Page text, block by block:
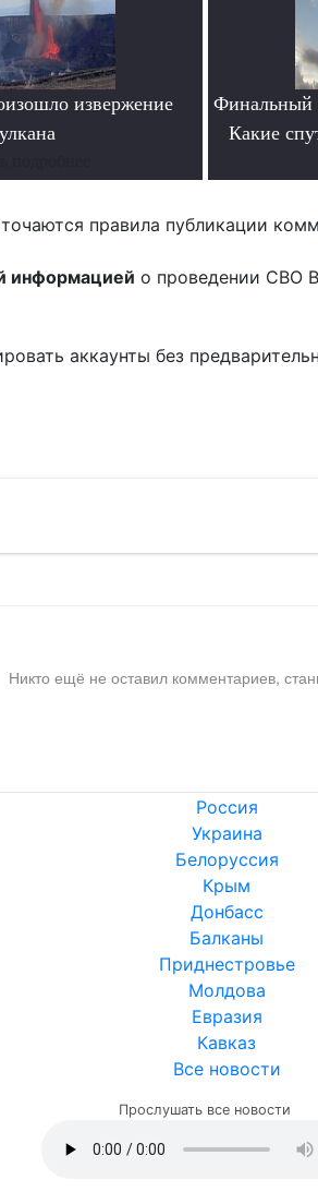
извержение
Финальный
Какие
правила публикации
информацией о проведении СВО
аккаунты без
Никто ещё не оставил комментариев,
Россия
Украина
Белоруссия
Крым
Донбасс
Балканы
Приднестровье
Молдова
Евразия
Кавказ
Все новости
Прослушать все новости